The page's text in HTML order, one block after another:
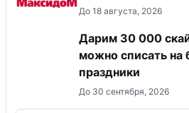
До 18 августа, 2026
Дарим 30 000
можно списать на
праздники
До 30 сентября, 2026